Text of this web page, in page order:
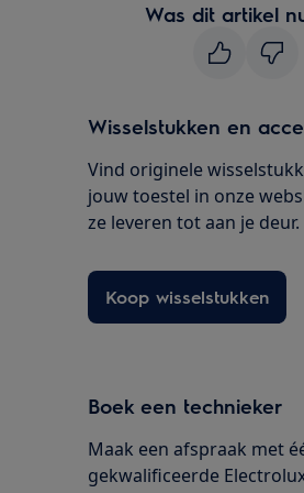
Was dit artikel
Wisselstukken en
Vind originele
jouw toestel in onze
ze leveren tot aan je deur.
Koop wisselstukken
Boek een technieker
Maak een afspraak met
gekwalificeerde